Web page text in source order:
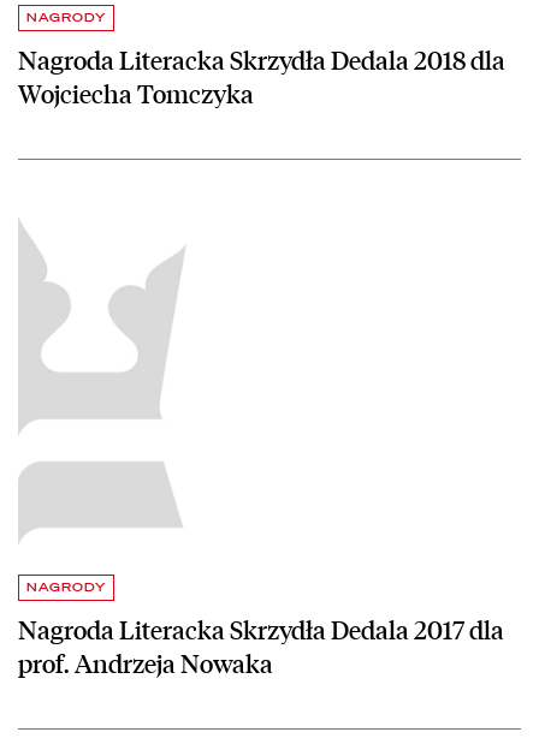
NAGRODY
Nagroda Literacka Skrzydła Dedala 2018 dla
Wojciecha Tomczyka
NAGRODY
Nagroda Literacka Skrzydła Dedala 2017 dla
prof. Andrzeja Nowaka
czytaj więcej o Nagroda Literacka Skrzydła Dedala 2017 dla prof.